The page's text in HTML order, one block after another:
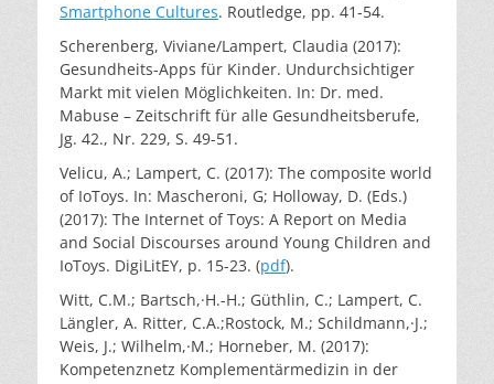
Smartphone Cultures. Routledge, pp. 41-54.
Scherenberg, Viviane/Lampert, Claudia (2017):
Gesundheits-Apps für Kinder. Undurchsichtiger
Markt mit vielen Möglichkeiten. In: Dr. med.
Mabuse – Zeitschrift für alle Gesundheitsberufe,
Jg. 42., Nr. 229, S. 49-51.
Velicu, A.; Lampert, C. (2017): The composite world
of IoToys. In: Mascheroni, G; Holloway, D. (Eds.)
(2017): The Internet of Toys: A Report on Media
and Social Discourses around Young Children and
IoToys. DigiLitEY, p. 15-23. (pdf).
Witt, C.M.; Bartsch,·H.-H.; Güthlin, C.; Lampert, C.
Längler, A. Ritter, C.A.;Rostock, M.; Schildmann,·J.;
Weis, J.; Wilhelm,·M.; Horneber, M. (2017):
Kompetenznetz Komplementärmedizin in der